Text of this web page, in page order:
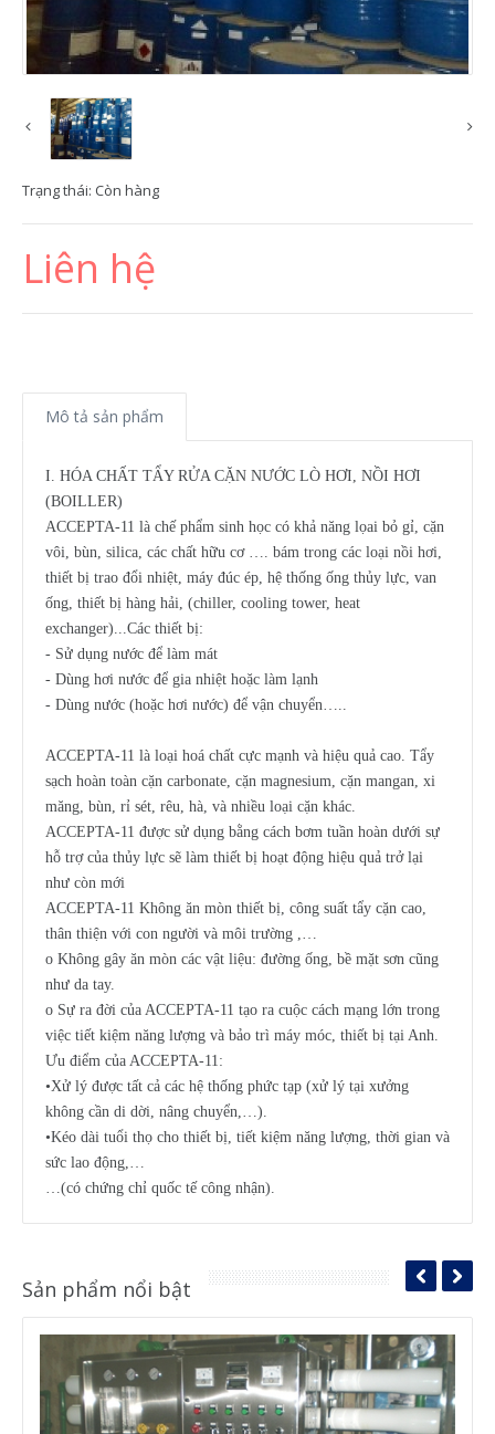
Trạng thái: Còn hàng
Liên hệ
Mô tả sản phẩm
I. HÓA CHẤT TẨY RỬA CẶN NƯỚC LÒ HƠI, NỒI HƠI
(BOILLER)
ACCEPTA-11 là chế phẩm sinh học có khả năng lọai bỏ gỉ, cặn
vôi, bùn, silica, các chất hữu cơ …. bám trong các loại nồi hơi,
thiết bị trao đổi nhiệt, máy đúc ép, hệ thống ống thủy lực, van
ống, thiết bị hàng hải, (chiller, cooling tower, heat
exchanger)...Các thiết bị:
- Sử dụng nước để làm mát
- Dùng hơi nước để gia nhiệt hoặc làm lạnh
- Dùng nước (hoặc hơi nước) để vận chuyển…..
ACCEPTA-11 là loại hoá chất cực mạnh và hiệu quả cao. Tẩy
sạch hoàn toàn cặn carbonate, cặn magnesium, cặn mangan, xi
măng, bùn, rỉ sét, rêu, hà, và nhiều loại cặn khác.
ACCEPTA-11 được sử dụng bằng cách bơm tuần hoàn dưới sự
hỗ trợ của thủy lực sẽ làm thiết bị hoạt động hiệu quả trở lại
như còn mới
ACCEPTA-11 Không ăn mòn thiết bị, công suất tẩy cặn cao,
thân thiện với con người và môi trường ,…
o Không gây ăn mòn các vật liệu: đường ống, bề mặt sơn cũng
như da tay.
o Sự ra đời của ACCEPTA-11 tạo ra cuộc cách mạng lớn trong
việc tiết kiệm năng lượng và bảo trì máy móc, thiết bị tại Anh.
Ưu điểm của ACCEPTA-11:
•Xử lý được tất cả các hệ thống phức tạp (xử lý tại xưởng
không cần di dời, nâng chuyển,…).
•Kéo dài tuổi thọ cho thiết bị, tiết kiệm năng lượng, thời gian và
sức lao động,…
…(có chứng chỉ quốc tế công nhận).
Sản phẩm nổi bật